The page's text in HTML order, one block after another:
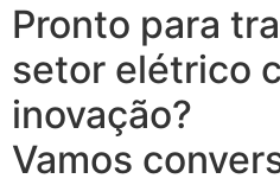
Pronto para
setor elétrico
inovação?
Vamos